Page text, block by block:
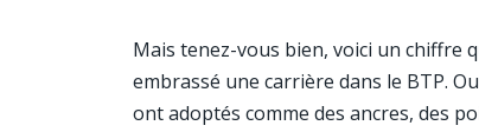
Mais tenez-vous bien, voici un chiffre
embrassé une carrière dans le BTP.
ont adoptés comme des ancres, des